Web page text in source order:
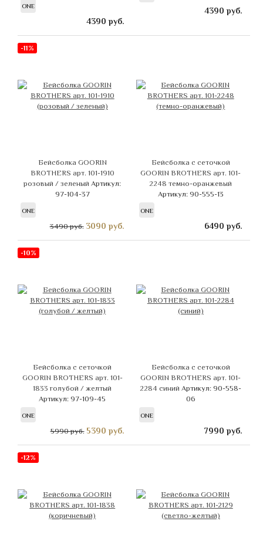
ONE
4390 руб.
4390 руб.
-11%
Бейсболка GOORIN
BROTHERS арт. 101-1910
розовый / зеленыйАртикул:
97-104-37
ONE
3490 руб. 3090 руб.
Бейсболка с сеточкой
GOORIN BROTHERS арт. 101-
2248 темно-оранжевый
Артикул: 90-555-13
ONE
6490 руб.
-10%
Бейсболка с сеточкой
GOORIN BROTHERS арт. 101-
1833 голубой / желтый
Артикул: 97-109-45
ONE
5990 руб. 5390 руб.
Бейсболка с сеточкой
GOORIN BROTHERS арт. 101-
2284 синийАртикул: 90-558-
06
ONE
7990 руб.
-12%